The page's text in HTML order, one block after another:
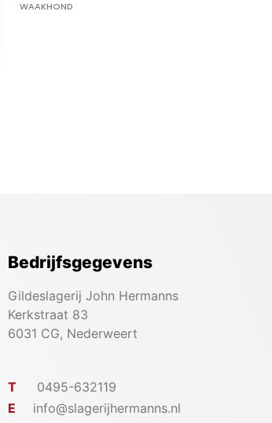
WAAKHOND
Bedrijfsgegevens
Gildeslagerij John Hermanns
Kerkstraat 83
6031 CG, Nederweert
T
0495-632119
E
info@slagerijhermanns.nl